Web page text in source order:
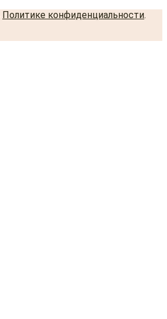
Политике конфиденциальности.